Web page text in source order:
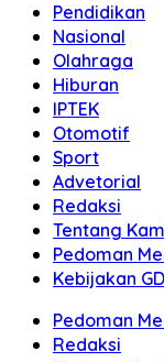
Pendidikan
Nasional
Olahraga
Hiburan
IPTEK
Otomotif
Sport
Advetorial
Redaksi
Tentang
Pedoman
Kebijakan
Pedoman
Redaksi